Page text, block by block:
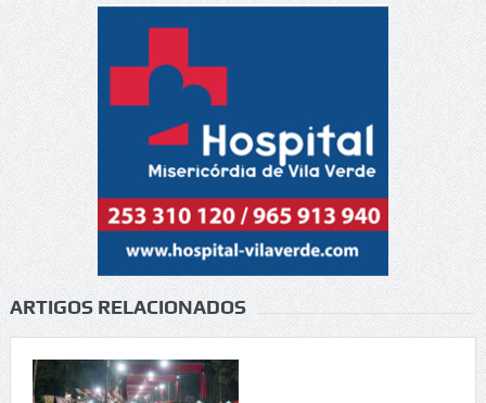
ARTIGOS RELACIONADOS